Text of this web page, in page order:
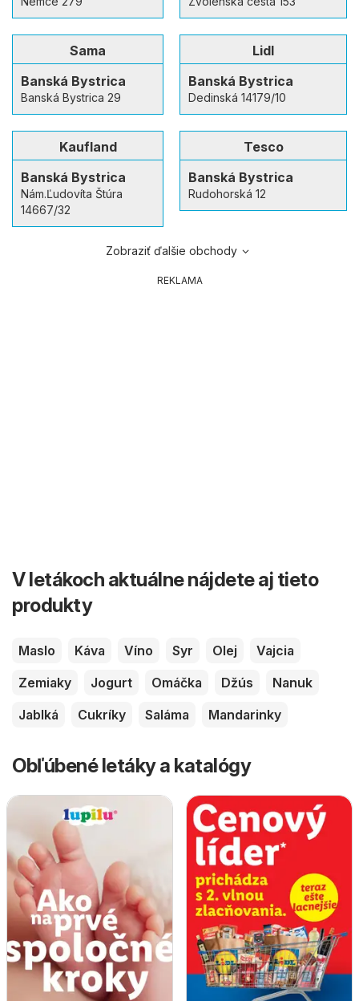
Sama
Banská Bystrica
Banská Bystrica 29
Lidl
Banská Bystrica
Dedinská 14179/10
Kaufland
Banská Bystrica
Nám.Ľudovíta Štúra
14667/32
Tesco
Banská Bystrica
Rudohorská 12
Zobraziť ďalšie obchody
REKLAMA
V letákoch aktuálne nájdete aj tieto
produkty
Maslo Káva Víno Syr Olej
Vajcia
Zemiaky
Jogurt Omáčka Džús
Nanuk
Jablká
Cukríky Saláma Mandarinky
Obľúbené letáky a katalógy